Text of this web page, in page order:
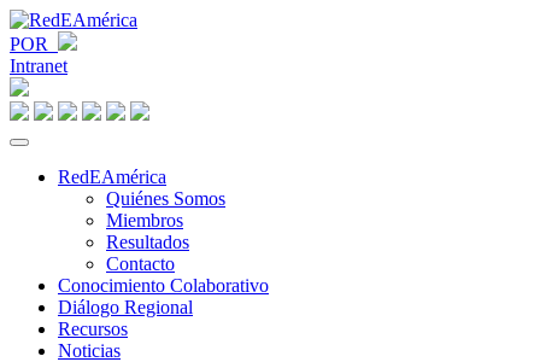
POR
Intranet
RedEAmérica
Quiénes Somos
Miembros
Resultados
Contacto
Conocimiento Colaborativo
Diálogo Regional
Recursos
Noticias